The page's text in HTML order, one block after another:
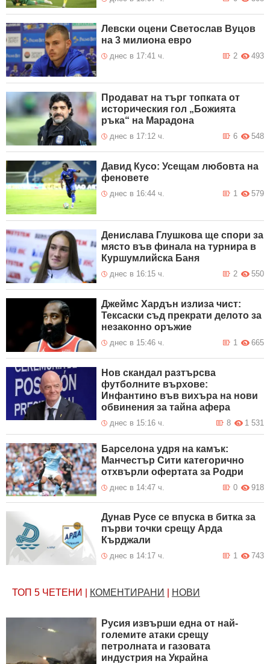
Левски оцени Светослав Вуцов
на 3 милиона евро
днес в 17:41 ч. 493
2
Продават на търг топката от
историческия гол „Божията
ръка“ на Марадона
днес в 17:12 ч. 548
6
Давид Кусо: Усещам любовта на
феновете
днес в 16:44 ч. 579
1
Денислава Глушкова ще спори за
място във финала на турнира в
Куршумлийска Баня
днес в 16:15 ч. 550
2
Джеймс Хардън излиза чист:
Тексаски съд прекрати делото за
незаконно оръжие
днес в 15:46 ч. 665
1
Нов скандал разтърсва
футболните върхове:
Инфантино във вихъра на нови
обвинения за тайна афера
днес в 15:16 ч. 1 531
8
Барселона удря на камък:
Манчестър Сити категорично
отхвърли офертата за Родри
днес в 14:47 ч. 918
0
Дунав Русе се впуска в битка за
първи точки срещу Арда
Кърджали
днес в 14:17 ч. 743
1
ТОП 5 ЧЕТЕНИ КОМЕНТИРАНИ НОВИ
Русия извърши една от най-
големите атаки срещу
петролната и газовата
индустрия на Украйна